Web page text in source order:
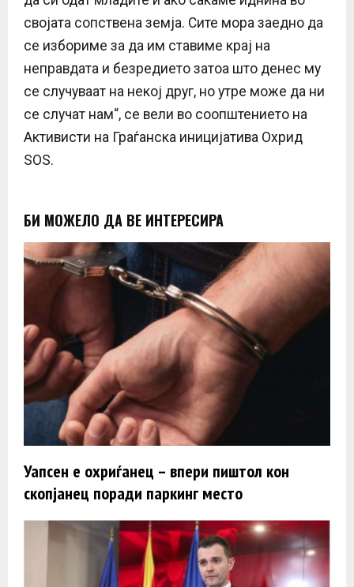
својата сопствена земја. Сите мора заедно да
се избориме за да им ставиме крај на
неправдата и безредието затоа што денес му
се случуваат на некој друг, но утре може да ни
се случат нам“, се вели во соопштението на
Активисти на Граѓанска иницијатива Охрид
ЅОЅ.
БИ МОЖЕЛО ДА ВЕ ИНТЕРЕСИРА
Уапсен е охриѓанец – впери пиштол кон
скопјанец поради паркинг место